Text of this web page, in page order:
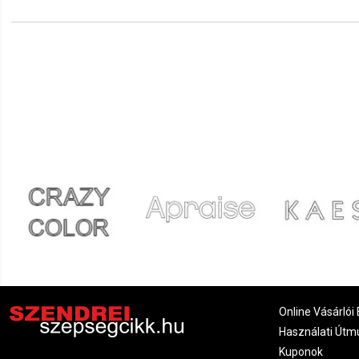
Online Vásárlói
Használati
Kuponok